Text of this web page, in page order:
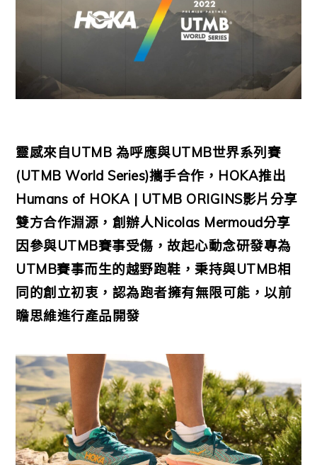
靈感來自UTMB 為呼應與UTMB世界系列賽
(UTMB World Series)攜手合作，HOKA推出
Humans of HOKA | UTMB ORIGINS影片分享
雙方合作淵源，創辦人Nicolas Mermoud分享
因參與UTMB賽事受傷，故起心動念研發專為
UTMB賽事而生的越野跑鞋，秉持與UTMB相
同的創立初衷，認為跑者擁有無限可能，以前
瞻思維進行產品開發